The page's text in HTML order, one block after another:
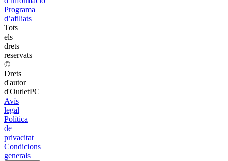
Programa
d’afiliats
Tots
els
drets
reservats
©
Drets
d'autor
d'OutletPC
Avís
legal
Política
de
privacitat
Condicions
generals